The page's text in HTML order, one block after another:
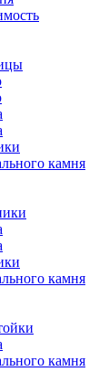
камня
камня
камня